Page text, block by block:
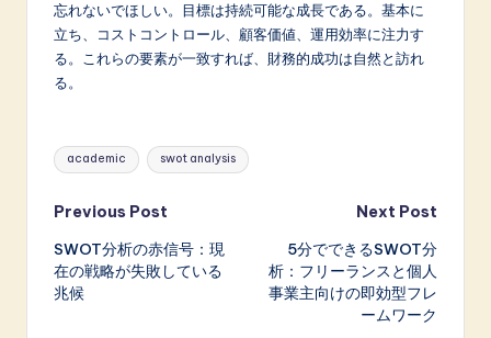
忘れないでほしい。目標は持続可能な成長である。基本に
立ち、コストコントロール、顧客価値、運用効率に注力す
る。これらの要素が一致すれば、財務的成功は自然と訪れ
る。
Tags:
academic swot analysis
Post
navigation
Previous Post
SWOT分析の赤信号：現
在の戦略が失敗している
兆候
Next Post
5分でできるSWOT分
析：フリーランスと個人
事業主向けの即効型フレ
ームワーク